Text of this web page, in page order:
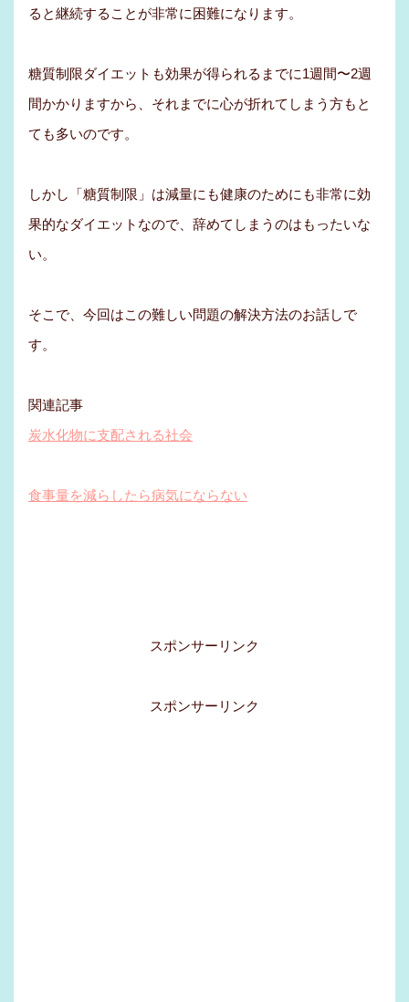
ると継続することが非常に困難になります。
糖質制限ダイエットも効果が得られるまでに1週間〜2週
間かかりますから、それまでに心が折れてしまう方もと
ても多いのです。
しかし「糖質制限」は減量にも健康のためにも非常に効
果的なダイエットなので、辞めてしまうのはもったいな
い。
そこで、今回はこの難しい問題の解決方法のお話しで
す。
関連記事
炭水化物に支配される社会
食事量を減らしたら病気にならない
スポンサーリンク
スポンサーリンク